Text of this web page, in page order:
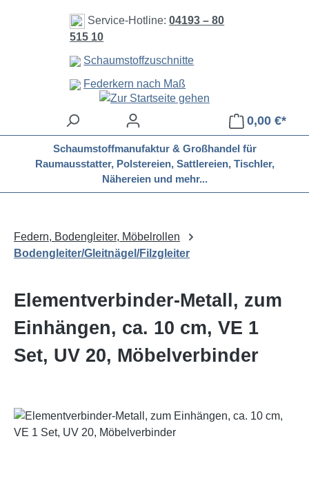
Zum Hauptinhalt springen
Service-Hotline:04193 – 80
515 10
Schaumstoffzuschnitte
Federkern nach Maß
0,00 €*
Schaumstoffmanufaktur & Großhandel für
Raumausstatter, Polstereien, Sattlereien, Tischler,
Nähereien und mehr...
Federn, Bodengleiter, Möbelrollen
Bodengleiter/Gleitnägel/Filzgleiter
Elementverbinder-Metall, zum
Einhängen, ca. 10 cm, VE 1
Set, UV 20, Möbelverbinder
Bildergalerie überspringen